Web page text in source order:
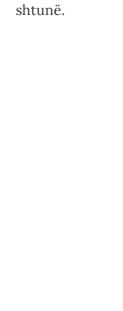
shtunë.